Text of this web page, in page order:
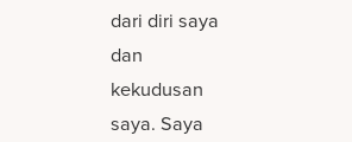
dari diri saya
dan
kekudusan
saya. Saya